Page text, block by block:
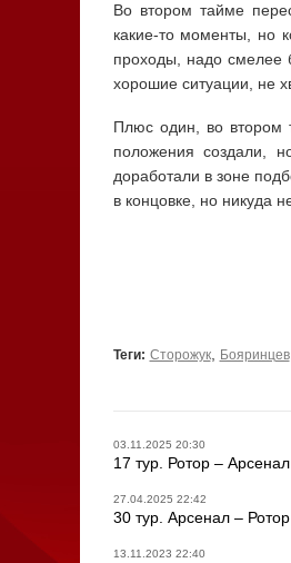
Во втором тайме
какие-то моменты, но
проходы, надо смелее
хорошие ситуации, не
Плюс один, во втором
положения создали,
доработали в зоне
в концовке, но никуда
Теги: Сторожук, Бояринцев
03.11.2025 20:30
17 тур. Ротор –
27.04.2025 22:42
30 тур. Арсенал –
13.11.2023 22:40